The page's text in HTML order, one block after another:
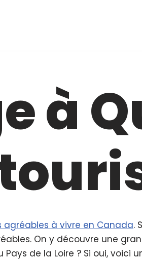
à
agréables à vivre en Canada.
On y découvre une
de la Loire ? Si oui, voici